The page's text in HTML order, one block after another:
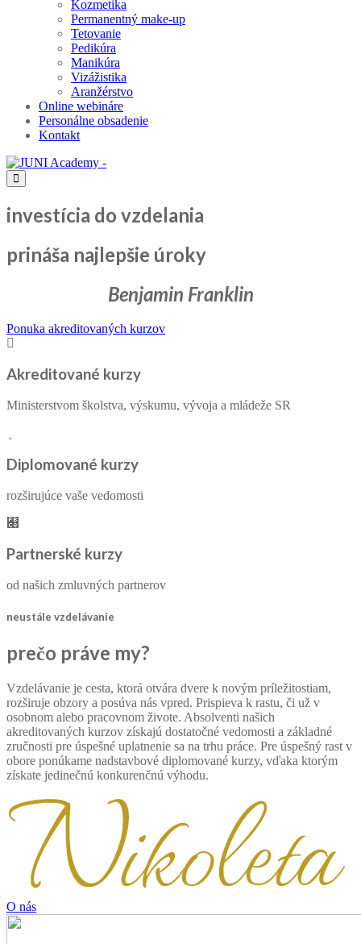
Kozmetika
Permanentný make-up
Tetovanie
Pedikúra
Manikúra
Vizážistika
Aranžérstvo
Online webináre
Personálne obsadenie
Kontakt
investícia do vzdelania
prináša najlepšie úroky
Benjamin Franklin
Ponuka akreditovaných kurzov
Akreditované kurzy
Ministerstvom školstva, výskumu, vývoja a mládeže SR
Diplomované kurzy
rozširujúce vaše vedomosti
Partnerské kurzy
od našich zmluvných partnerov
neustále vzdelávanie
prečo práve my?
Vzdelávanie je cesta, ktorá otvára dvere k novým príležitostiam,
rozširuje obzory a posúva nás vpred. Prispieva k rastu, či už v
osobnom alebo pracovnom živote. Absolventi našich
akreditovaných kurzov získajú dostatočné vedomosti a základné
zručnosti pre úspešné uplatnenie sa na trhu práce. Pre úspešný rast v
obore ponúkame nadstavbové diplomované kurzy, vďaka ktorým
získate jedinečnú konkurenčnú výhodu.
O nás